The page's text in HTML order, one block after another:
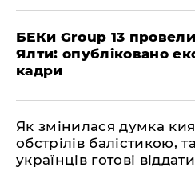
БЕКи Group 13
Ялти: опубліковано
кадри
Як змінилася думка
обстрілів балістикою,
українців готові